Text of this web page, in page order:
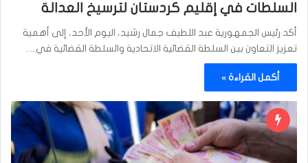
السلطات في إقليم كردستان لترسيخ العدالة
أكد رئيس الجمهورية عبد اللطيف جمال رشيد، اليوم الأحد، إلى أهمية
تعزيز التعاون بين السلطة القضائية الاتحادية والسلطة القضائية في…
أكمل القراءة »